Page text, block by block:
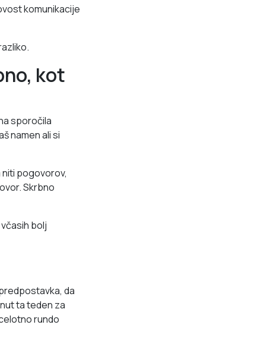
komunikacije
kot
sporočila
namen ali si
pogovorov,
Skrbno
bolj
da
ta teden za
rundo